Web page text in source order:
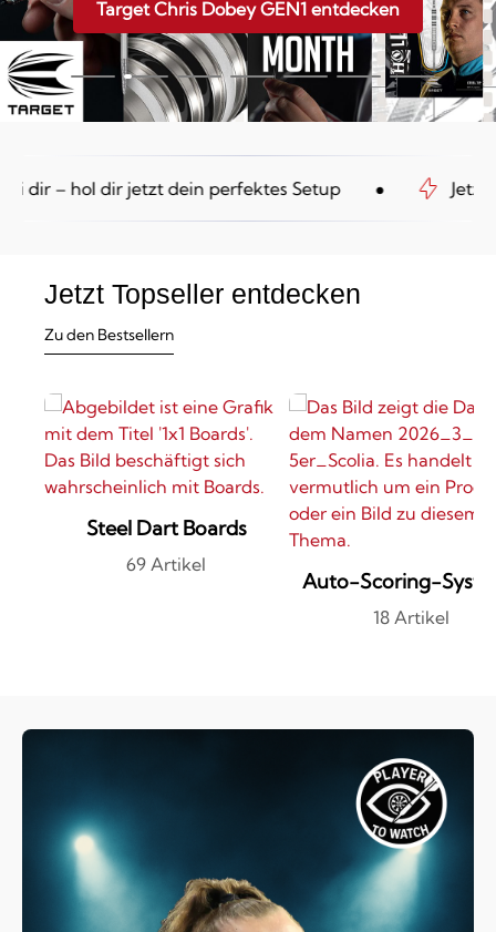
Target Chris Dobey GEN1 entdecken
– hol dir jetzt dein perfektes Setup Jetzt
Jetzt Topseller entdecken
Zu den Bestsellern
Steel Dart Boards
69 Artikel
Auto-Scoring-
18 Artikel